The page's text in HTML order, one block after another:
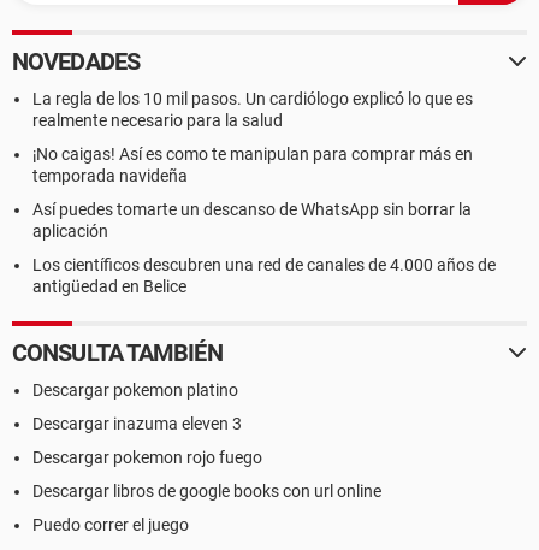
NOVEDADES
La regla de los 10 mil pasos. Un cardiólogo explicó lo que es
realmente necesario para la salud
¡No caigas! Así es como te manipulan para comprar más en
temporada navideña
Así puedes tomarte un descanso de WhatsApp sin borrar la
aplicación
Los científicos descubren una red de canales de 4.000 años de
antigüedad en Belice
CONSULTA TAMBIÉN
Descargar pokemon platino
Descargar inazuma eleven 3
Descargar pokemon rojo fuego
Descargar libros de google books con url online
Puedo correr el juego